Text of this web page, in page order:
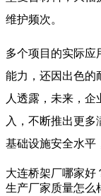
维护频次。​
多个项目的实际应
能力，还因出色的
人透露，未来，企
入，不断推出更多
基础设施安全水平
大连桥架厂哪家好
生产厂家质量怎么